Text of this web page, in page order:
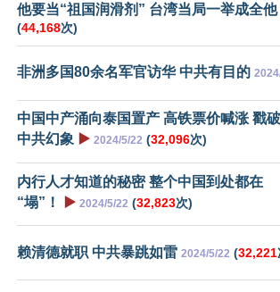
他要当“祖国润滑剂” 台湾当局一举成全他
(44,168次)
非洲多国80余名军官访华 中共有目的
中国中产涌向泰国置产 高铁票价喊涨 戳破
中共幻象 ▶️ 2024/5/22 (32,096次)
内行人才知道的秘密 整个中国到处都在
“塌”！
▶️ 2024/5/22 (32,823次)
赖清德就职 中共暴跳如雷 2024/5/22 (32,221